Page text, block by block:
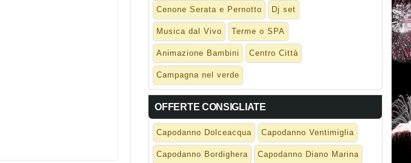
Cenone Serata e Pernotto Dj set
Musica dal Vivo Terme o SPA
Animazione Bambini Centro Città
Campagna nel verde
OFFERTE CONSIGLIATE
Capodanno Dolceacqua Capodanno Ventimiglia
Capodanno Bordighera Capodanno Diano Marina